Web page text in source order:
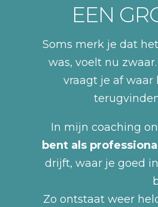
EEN
Soms merk je dat
was, voelt nu
vraagt je af waar
In mijn coaching
bent als
drijft, waar je goed
Zo ontstaat weer